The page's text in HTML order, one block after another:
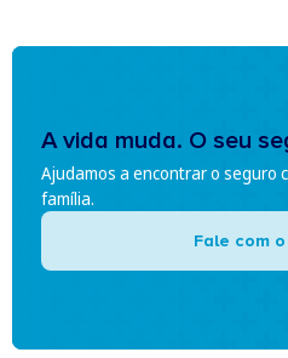
A vida muda. O seu
Ajudamos a encontrar o seguro
família.
Fale com